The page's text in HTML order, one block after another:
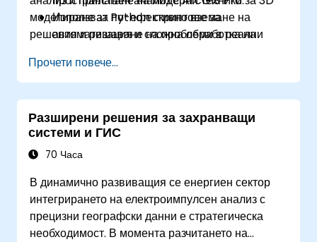
моделиране за по-ефективно вземане на
решения и решаване на проблеми в реални
Използват Python скриптове за
автоматизация и сложна обработка на
Прилагат пространствено моделиране за
решаване на проблеми в реални сценарии.
Провеждат геостатистически анализ за
напреднала интерпретация на данни.
Интегрират външни източници на данни и
да се възползват от 3D анализ на
Прочети повече...
Разширени решения за захранващи
системи и ГИС
70 Часа
В динамично развиващия се енергиен сектор
интегрирането на електроимпулсен анализ с
прецизни географски данни е стратегическа
необходимост. В момента разчитането на